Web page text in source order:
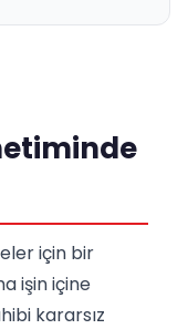
için bir
işin içine
kararsız